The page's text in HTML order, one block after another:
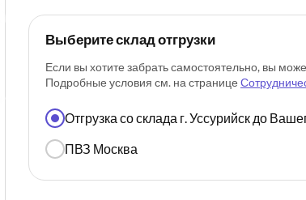
Выберите склад отгрузки
Если вы хотите забрать самостоятельно, вы
Подробные условия см. на странице
Отгрузка со склада г. Уссурийск до
ПВЗ Москва